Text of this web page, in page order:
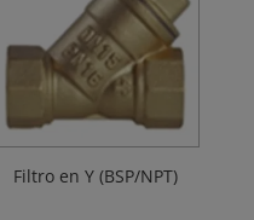
Filtro en Y (BSP/NPT)